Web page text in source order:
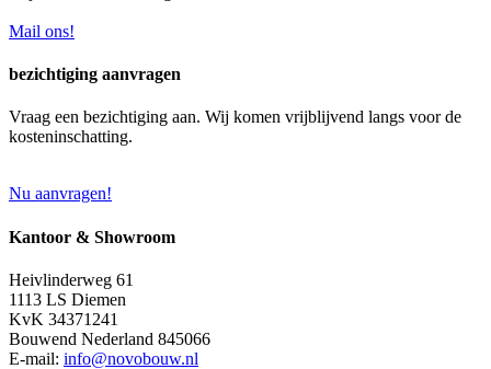
Mail ons!
bezichtiging aanvragen
Vraag een bezichtiging aan. Wij komen vrijblijvend langs voor de
kosteninschatting.
Nu aanvragen!
Kantoor & Showroom
Heivlinderweg 61
1113 LS Diemen
KvK 34371241
Bouwend Nederland 845066
E-mail: info@novobouw.nl